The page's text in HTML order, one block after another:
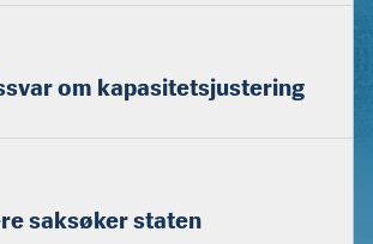
om kapasitetsjustering
saksøker staten